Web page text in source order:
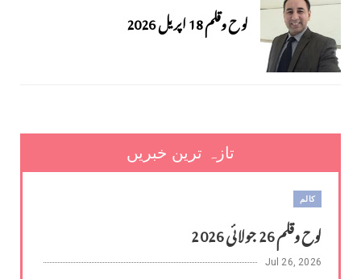
لوح وقلم 18 اپریل 2026
تازہ ترین خبریں
کالم
لوح وقلم 26 جولائی 2026
Jul 26, 2026